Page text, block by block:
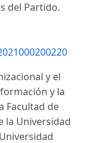
del Partido.
y el
y la
Facultad de
la Universidad